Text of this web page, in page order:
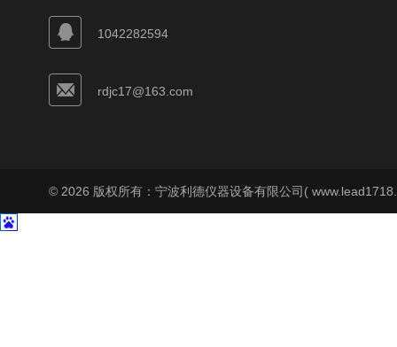
1042282594
rdjc17@163.com
© 2026 版权所有：宁波利德仪器设备有限公司(